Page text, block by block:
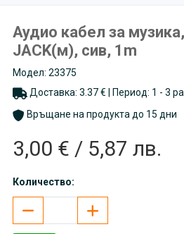
Аудио кабел за
JACK(м), сив, 1m
Модел: 23375
Доставка: 3.37 € | Период: 1 - 3
Връщане на продукта до 15 дни
3,00 € / 5,87 лв.
Количество: